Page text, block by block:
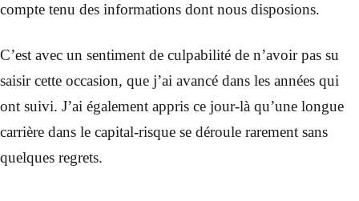
compte tenu des informations dont nous disposions.
C’est avec un sentiment de culpabilité de n’avoir pas su
saisir cette occasion, que j’ai avancé dans les années qui
ont suivi. J’ai également appris ce jour-là qu’une longue
carrière dans le capital-risque se déroule rarement sans
quelques regrets.